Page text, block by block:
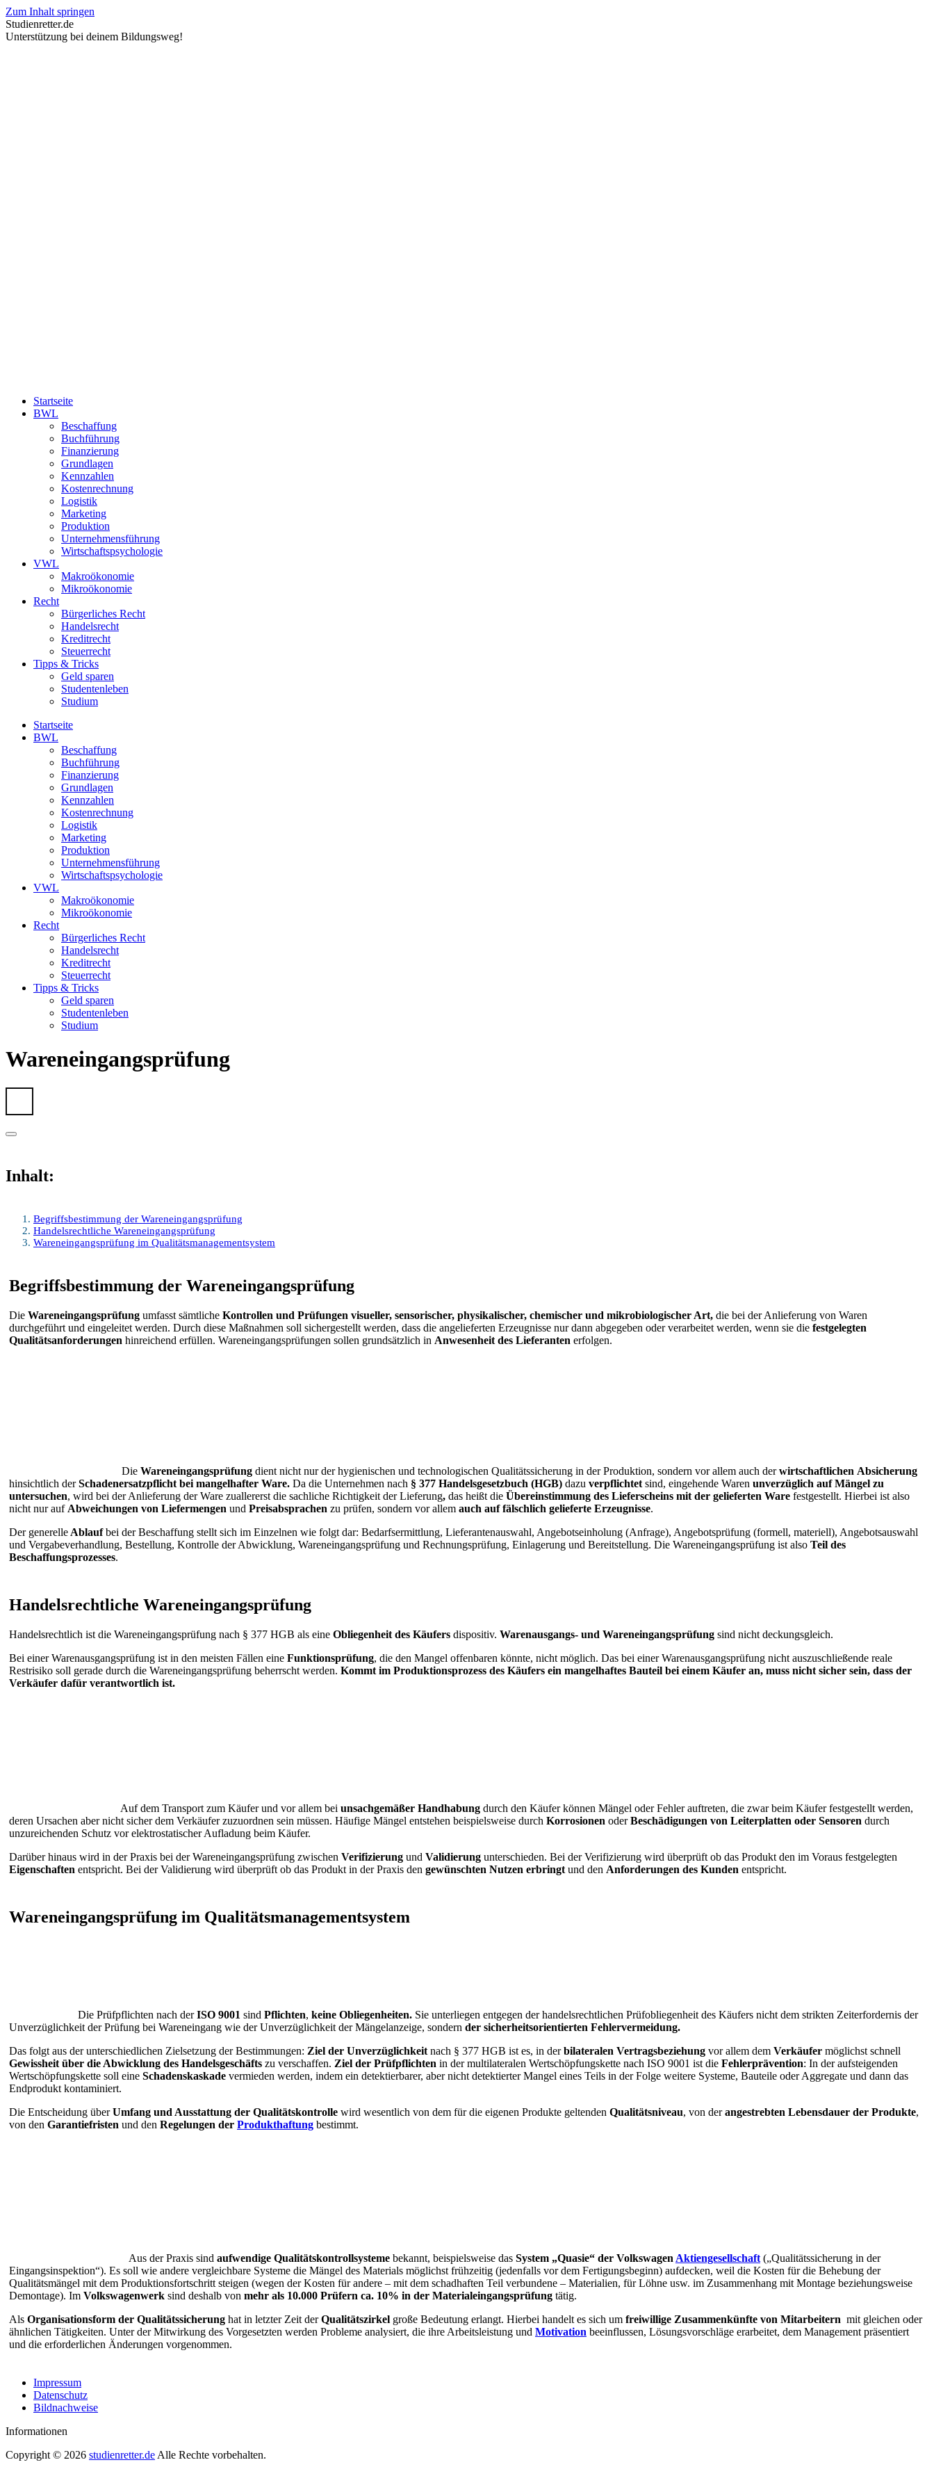
Zum Inhalt springen
Studienretter.de
Unterstützung bei deinem Bildungsweg!
Startseite
BWL
Beschaffung
Buchführung
Finanzierung
Grundlagen
Kennzahlen
Kostenrechnung
Logistik
Marketing
Produktion
Unternehmensführung
Wirtschaftspsychologie
VWL
Makroökonomie
Mikroökonomie
Recht
Bürgerliches Recht
Handelsrecht
Kreditrecht
Steuerrecht
Tipps & Tricks
Geld sparen
Studentenleben
Studium
Startseite
BWL
Beschaffung
Buchführung
Finanzierung
Grundlagen
Kennzahlen
Kostenrechnung
Logistik
Marketing
Produktion
Unternehmensführung
Wirtschaftspsychologie
VWL
Makroökonomie
Mikroökonomie
Recht
Bürgerliches Recht
Handelsrecht
Kreditrecht
Steuerrecht
Tipps & Tricks
Geld sparen
Studentenleben
Studium
Wareneingangsprüfung
Inhalt:
Begriffsbestimmung der Wareneingangsprüfung
Handelsrechtliche Wareneingangsprüfung
Wareneingangsprüfung im Qualitätsmanagementsystem
Begriffsbestimmung der Wareneingangsprüfung
Die Wareneingangsprüfung umfasst sämtliche Kontrollen und Prüfungen visueller, sensorischer, physikalischer, chemischer und mikrobiologischer Art, die bei der Anlieferung von Waren
durchgeführt und eingeleitet werden. Durch diese Maßnahmen soll sichergestellt werden, dass die angelieferten Erzeugnisse nur dann abgegeben oder verarbeitet werden, wenn sie die festgelegten
Qualitätsanforderungen hinreichend erfüllen. Wareneingangsprüfungen sollen grundsätzlich in Anwesenheit des Lieferanten erfolgen.
Die Wareneingangsprüfung dient nicht nur der hygienischen und technologischen Qualitätssicherung in der Produktion, sondern vor allem auch derwirtschaftlichen Absicherung
hinsichtlich derSchadenersatzpflicht bei mangelhafter Ware. Da die Unternehmen nach § 377 Handelsgesetzbuch (HGB) dazu verpflichtet sind, eingehende Waren unverzüglich auf Mängel zu
untersuchen, wird bei der Anlieferung der Ware zuallererst die sachliche Richtigkeit der Lieferung, das heißt die Übereinstimmung des Lieferscheins mit der gelieferten Ware festgestellt. Hierbei ist also
nicht nur auf Abweichungen von Liefermengen und Preisabsprachen zu prüfen, sondern vor allem auch auf fälschlich gelieferte Erzeugnisse.
Der generelle Ablaufbei der Beschaffung stellt sich im Einzelnen wie folgt dar: Bedarfsermittlung, Lieferantenauswahl, Angebotseinholung (Anfrage), Angebotsprüfung (formell, materiell), Angebotsauswahl
und Vergabeverhandlung, Bestellung, Kontrolle der Abwicklung, Wareneingangsprüfung und Rechnungsprüfung, Einlagerung und Bereitstellung. Die Wareneingangsprüfung ist also Teil des
Beschaffungsprozesses.
Handelsrechtliche Wareneingangsprüfung
Handelsrechtlich ist die Wareneingangsprüfung nach § 377 HGB als eine Obliegenheit des Käufers dispositiv. Warenausgangs- und Wareneingangsprüfung sind nicht deckungsgleich.
Bei einer Warenausgangsprüfung ist in den meisten Fällen eine Funktionsprüfung, die den Mangel offenbaren könnte, nicht möglich. Das bei einer Warenausgangsprüfung nicht auszuschließende reale
Restrisiko soll gerade durch die Wareneingangsprüfung beherrscht werden. Kommt im Produktionsprozess des Käufers ein mangelhaftes Bauteil bei einem Käufer an, muss nicht sicher sein, dass der
Verkäufer dafür verantwortlich ist.
Auf dem Transport zum Käufer und vor allem bei unsachgemäßer Handhabung durch den Käufer können Mängel oder Fehler auftreten, die zwar beim Käufer festgestellt werden,
deren Ursachen aber nicht sicher dem Verkäufer zuzuordnen sein müssen. Häufige Mängel entstehen beispielsweise durch Korrosionen oderBeschädigungen von Leiterplatten oder Sensoren durch
unzureichenden Schutz vor elektrostatischer Aufladung beim Käufer.
Darüber hinaus wird in der Praxis bei der Wareneingangsprüfung zwischen Verifizierung und Validierung unterschieden. Bei der Verifizierung wird überprüft ob das Produkt den im Voraus festgelegten
Eigenschaften entspricht. Bei der Validierung wird überprüft ob das Produkt in der Praxis den gewünschten Nutzen erbringt und den Anforderungen des Kunden entspricht.
Wareneingangsprüfung im Qualitätsmanagementsystem
Die Prüfpflichten nach derISO 9001 sind Pflichten, keine Obliegenheiten. Sie unterliegen entgegen der handelsrechtlichen Prüfobliegenheit des Käufers nicht dem strikten Zeiterfordernis der
Unverzüglichkeit der Prüfung bei Wareneingang wie der Unverzüglichkeit der Mängelanzeige, sondern der sicherheitsorientierten Fehlervermeidung.
Das folgt aus der unterschiedlichen Zielsetzung der Bestimmungen: Ziel der Unverzüglichkeit nach § 377 HGB ist es, in derbilateralen Vertragsbeziehung vor allem dem Verkäufer möglichst schnell
Gewissheit über die Abwicklung des Handelsgeschäfts zu verschaffen. Ziel der Prüfpflichten in der multilateralen Wertschöpfungskette nach ISO 9001 ist die Fehlerprävention: In der aufsteigenden
Wertschöpfungskette soll eine Schadenskaskade vermieden werden, indem ein detektierbarer, aber nicht detektierter Mangel eines Teils in der Folge weitere Systeme, Bauteile oder Aggregate und dann das
Endprodukt kontaminiert.
Die Entscheidung überUmfang und Ausstattung der Qualitätskontrolle wird wesentlich von dem für die eigenen Produkte geltenden Qualitätsniveau, von derangestrebten Lebensdauer der Produkte,
von den Garantiefristen und den Regelungen der Produkthaftung bestimmt.
Aus der Praxis sind aufwendige Qualitätskontrollsysteme bekannt, beispielsweise das System „Quasie“ der Volkswagen Aktiengesellschaft („Qualitätssicherung in der
Eingangsinspektion“). Es soll wie andere vergleichbare Systeme die Mängel des Materials möglichst frühzeitig (jedenfalls vor dem Fertigungsbeginn) aufdecken, weil die Kosten für die Behebung der
Qualitätsmängel mit dem Produktionsfortschritt steigen (wegen der Kosten für andere – mit dem schadhaften Teil verbundene – Materialien, für Löhne usw. im Zusammenhang mit Montage beziehungsweise
Demontage). Im Volkswagenwerk sind deshalb von mehr als 10.000 Prüfern ca. 10% in der Materialeingangsprüfung tätig.
Als Organisationsform der Qualitätssicherung hat in letzter Zeit derQualitätszirkel große Bedeutung erlangt. Hierbei handelt es sich um freiwillige Zusammenkünfte von Mitarbeitern mit gleichen oder
ähnlichen Tätigkeiten. Unter der Mitwirkung des Vorgesetzten werden Probleme analysiert, die ihre Arbeitsleistung und Motivation beeinflussen, Lösungsvorschläge erarbeitet, dem Management präsentiert
und die erforderlichen Änderungen vorgenommen.
Impressum
Datenschutz
Bildnachweise
Informationen
Copyright © 2026 studienretter.de Alle Rechte vorbehalten.